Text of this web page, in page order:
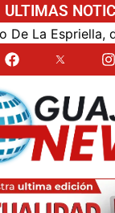
ULTIMAS